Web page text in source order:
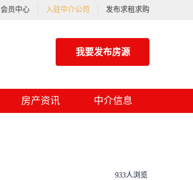
会员中心 入驻中介公司 发布求租求购
我要发布房源
房产资讯 中介信息
933人浏览